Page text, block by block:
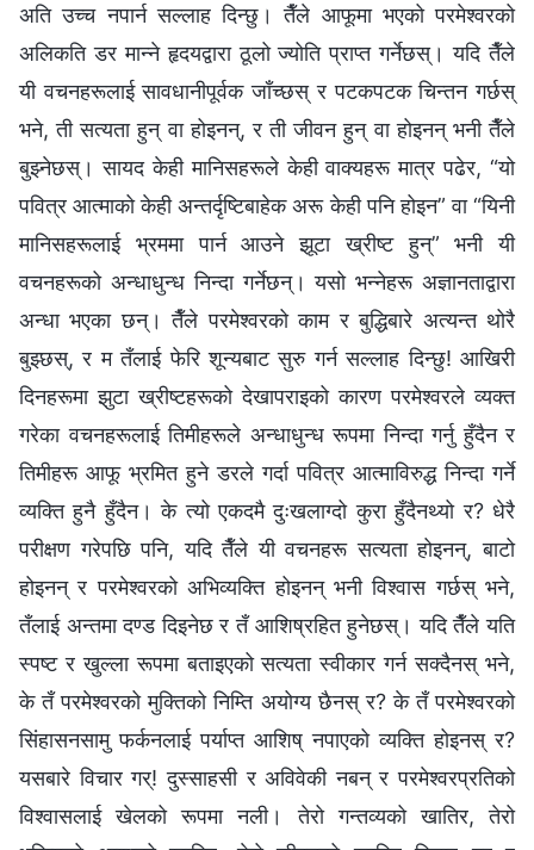
अति उच्‍च नपार्न सल्लाह दिन्छु। तैँले आफूमा भएको परमेश्‍वरको
अलिकति डर मान्ने हृदयद्वारा ठूलो ज्योति प्राप्‍त गर्नेछस्। यदि तैँले
यी वचनहरूलाई सावधानीपूर्वक जाँच्छस् र पटकपटक चिन्तन गर्छस्
भने, ती सत्यता हुन् वा होइनन्, र ती जीवन हुन् वा होइनन् भनी तैँले
बुझ्नेछस्। सायद केही मानिसहरूले केही वाक्यहरू मात्र पढेर, “यो
पवित्र आत्माको केही अन्तर्दृष्टिबाहेक अरू केही पनि होइन” वा “यिनी
मानिसहरूलाई भ्रममा पार्न आउने झूटा ख्रीष्ट हुन्” भनी यी
वचनहरूको अन्धाधुन्ध निन्दा गर्नेछन्। यसो भन्‍नेहरू अज्ञानताद्वारा
अन्धा भएका छन्। तैँले परमेश्‍वरको काम र बुद्धिबारे अत्यन्त थोरै
बुझ्छस्, र म तँलाई फेरि शून्यबाट सुरु गर्न सल्लाह दिन्छु! आखिरी
दिनहरूमा झुटा ख्रीष्टहरूको देखापराइको कारण परमेश्‍वरले व्यक्त
गरेका वचनहरूलाई तिमीहरूले अन्धाधुन्ध रूपमा निन्दा गर्नु हुँदैन र
तिमीहरू आफू भ्रमित हुने डरले गर्दा पवित्र आत्माविरुद्ध निन्दा गर्ने
व्यक्ति हुनै हुँदैन। के त्यो एकदमै दुःखलाग्दो कुरा हुँदैनथ्यो र? धेरै
परीक्षण गरेपछि पनि, यदि तैँले यी वचनहरू सत्यता होइनन्, बाटो
होइनन् र परमेश्‍वरको अभिव्यक्ति होइनन् भनी विश्‍वास गर्छस् भने,
तँलाई अन्तमा दण्ड दिइनेछ र तँ आशिष्‌रहित हुनेछस्। यदि तैँले यति
स्पष्ट र खुल्ला रूपमा बताइएको सत्यता स्वीकार गर्न सक्दैनस् भने,
के तँ परमेश्‍वरको मुक्तिको निम्ति अयोग्य छैनस् र? के तँ परमेश्‍वरको
सिंहासनसामु फर्कनलाई पर्याप्‍त आशिष्‌ नपाएको व्यक्ति होइनस् र?
यसबारे विचार गर्! दुस्साहसी र अविवेकी नबन् र परमेश्‍वरप्रतिको
विश्‍वासलाई खेलको रूपमा नली। तेरो गन्तव्यको खातिर, तेरो